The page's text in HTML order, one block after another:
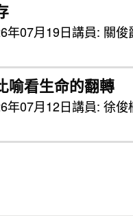
年07月19日講員: 關
喻看生命的翻轉
年07月12日講員: 徐